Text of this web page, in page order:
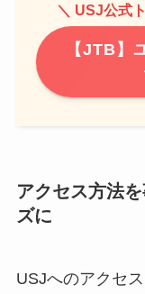
＼ USJ公式
【JTB】
アクセス方法
ズに
USJへのアクセ